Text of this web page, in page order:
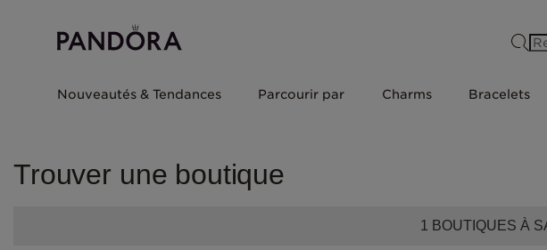
Nouveautés & Tendances Parcourir par Charms Bracelets
Trouver une boutique
1 BOUTIQUES À